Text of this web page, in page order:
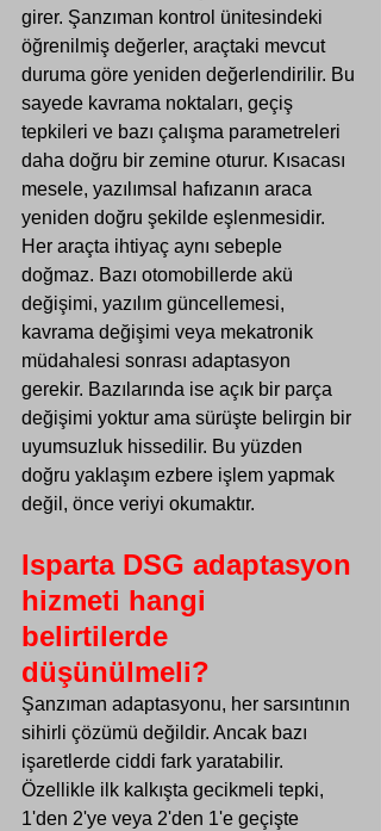
girer. Şanzıman kontrol ünitesindeki
öğrenilmiş değerler, araçtaki mevcut
duruma göre yeniden değerlendirilir. Bu
sayede kavrama noktaları, geçiş
tepkileri ve bazı çalışma parametreleri
daha doğru bir zemine oturur. Kısacası
mesele, yazılımsal hafızanın araca
yeniden doğru şekilde eşlenmesidir.
Her araçta ihtiyaç aynı sebeple
doğmaz. Bazı otomobillerde akü
değişimi, yazılım güncellemesi,
kavrama değişimi veya mekatronik
müdahalesi sonrası adaptasyon
gerekir. Bazılarında ise açık bir parça
değişimi yoktur ama sürüşte belirgin bir
uyumsuzluk hissedilir. Bu yüzden
doğru yaklaşım ezbere işlem yapmak
değil, önce veriyi okumaktır.
Isparta DSG adaptasyon
hizmeti hangi
belirtilerde
düşünülmeli?
Şanzıman adaptasyonu, her sarsıntının
sihirli çözümü değildir. Ancak bazı
işaretlerde ciddi fark yaratabilir.
Özellikle ilk kalkışta gecikmeli tepki,
1'den 2'ye veya 2'den 1'e geçişte